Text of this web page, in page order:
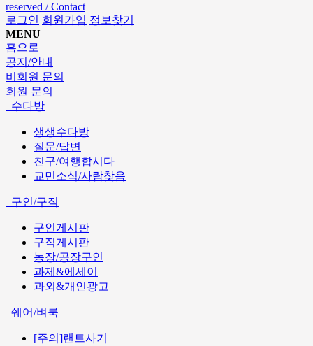
reserved / Contact
로그인 회원가입 정보찾기
MENU
홈으로
공지/안내
비회원 문의
회원 문의
수다방
생생수다방
질문/답변
친구/여행합시다
교민소식/사람찾음
구인/구직
구인게시판
구직게시판
농장/공장구인
과제&에세이
과외&개인광고
쉐어/벼룩
[주의]랜트사기